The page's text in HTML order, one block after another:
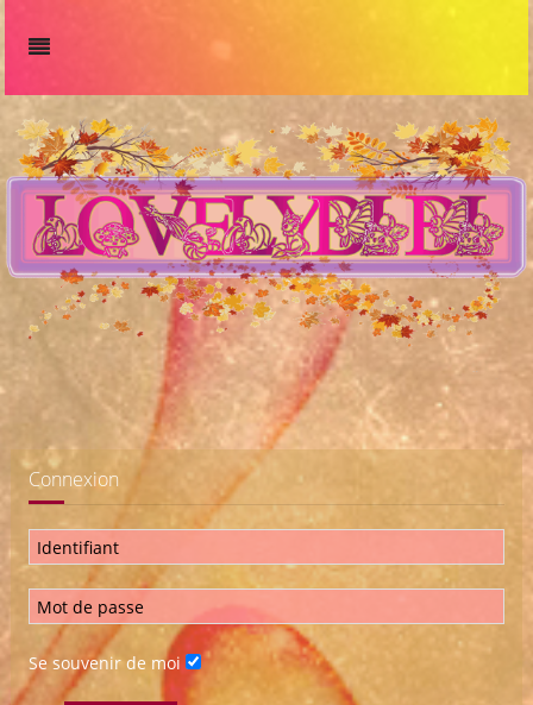
Connexion
Se souvenir de moi